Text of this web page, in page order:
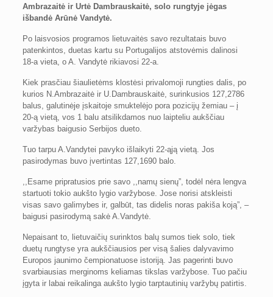
Ambrazaitė ir Urtė Dambrauskaitė, solo rungtyje jėgas
išbandė Arūnė Vandytė.
Po laisvosios programos lietuvaitės savo rezultatais buvo
patenkintos, duetas kartu su Portugalijos atstovėmis dalinosi
18-a vieta, o A. Vandytė rikiavosi 22-a.
Kiek prasčiau šiaulietėms klostėsi privalomoji rungties dalis, po
kurios N.Ambrazaitė ir U.Dambrauskaitė, surinkusios 127,2786
balus, galutinėje įskaitoje smuktelėjo pora pozicijų žemiau – į
20-ą vietą, vos 1 balu atsilikdamos nuo laipteliu aukščiau
varžybas baigusio Serbijos dueto.
Tuo tarpu A.Vandytei pavyko išlaikyti 22-ąją vietą. Jos
pasirodymas buvo įvertintas 127,1690 balo.
,,Esame pripratusios prie savo ,,namų sienų”, todėl nėra lengva
startuoti tokio aukšto lygio varžybose. Jose norisi atskleisti
visas savo galimybes ir, galbūt, tas didelis noras pakiša koją”, –
baigusi pasirodymą sakė A.Vandytė.
Nepaisant to, lietuvaičių surinktos balų sumos tiek solo, tiek
duetų rungtyse yra aukščiausios per visą šalies dalyvavimo
Europos jaunimo čempionatuose istoriją. Jas pagerinti buvo
svarbiausias merginoms keliamas tikslas varžybose. Tuo pačiu
įgyta ir labai reikalinga aukšto lygio tarptautinių varžybų patirtis.